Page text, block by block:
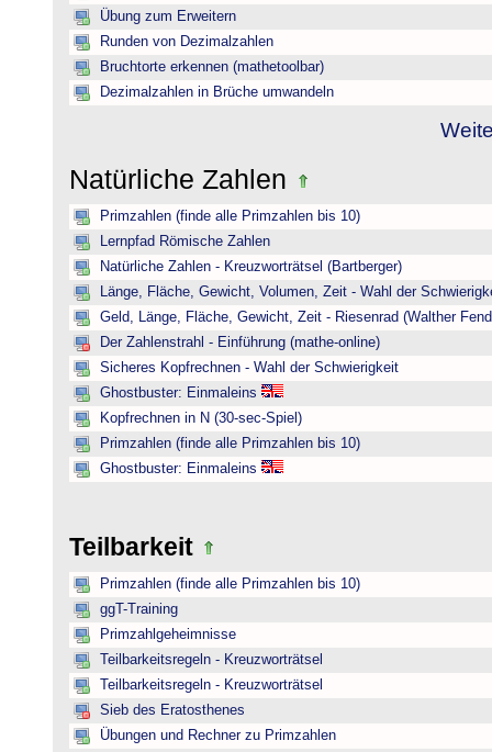
Übung zum Erweitern
Runden von Dezimalzahlen
Bruchtorte erkennen (mathetoolbar)
Dezimalzahlen in Brüche umwandeln
Natürliche Zahlen
Primzahlen (finde alle Primzahlen bis 10)
Lernpfad Römische Zahlen
Natürliche Zahlen - Kreuzworträtsel (Bartberger)
Länge, Fläche, Gewicht, Volumen, Zeit - Wahl der
Geld, Länge, Fläche, Gewicht, Zeit - Riesenrad (Walther
Der Zahlenstrahl - Einführung (mathe-online)
Sicheres Kopfrechnen - Wahl der Schwierigkeit
Ghostbuster: Einmaleins
Kopfrechnen in N (30-sec-Spiel)
Primzahlen (finde alle Primzahlen bis 10)
Ghostbuster: Einmaleins
Teilbarkeit
Primzahlen (finde alle Primzahlen bis 10)
ggT-Training
Primzahlgeheimnisse
Teilbarkeitsregeln - Kreuzworträtsel
Teilbarkeitsregeln - Kreuzworträtsel
Sieb des Eratosthenes
Übungen und Rechner zu Primzahlen